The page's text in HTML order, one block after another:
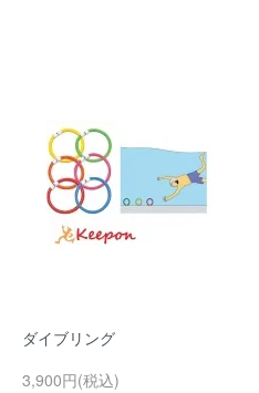
ダイブリング
3,900円(税込)